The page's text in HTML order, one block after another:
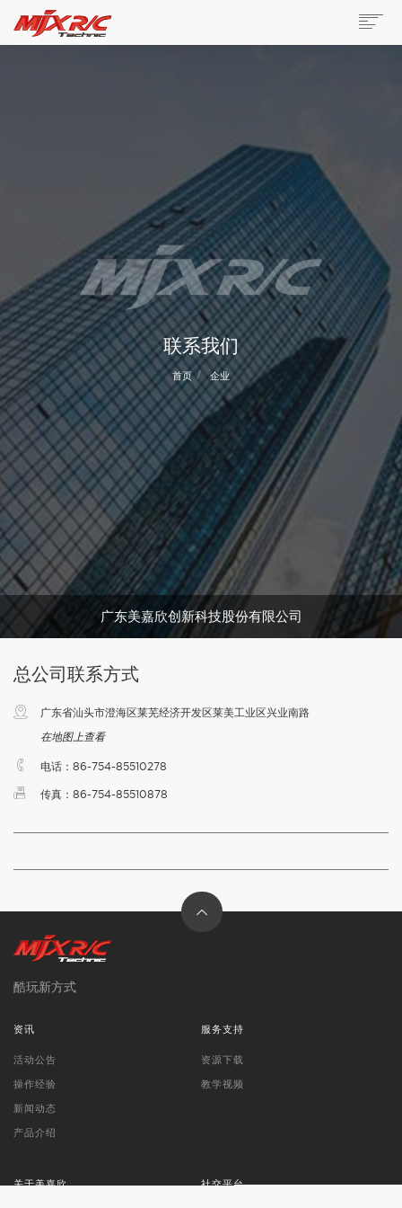
联系我们
首页 企业
广东美嘉欣创新科技股份有限公司
总公司联系方式
广东省汕头市澄海区莱芜经济开发区莱美工业区兴业南路
在地图上查看
电话：86-754-85510278
传真：86-754-85510878
酷玩新方式
资讯
活动公告
操作经验
新闻动态
产品介绍
服务支持
资源下载
教学视频
关于美嘉欣 社交平台